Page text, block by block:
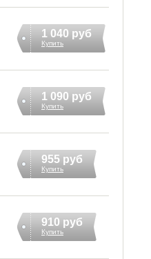
1 040 руб
Купить
1 090 руб
Купить
955 руб
Купить
910 руб
Купить